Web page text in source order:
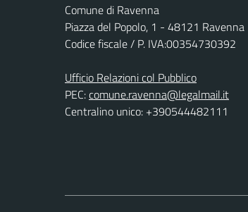
Comune di Ravenna
Piazza del Popolo, 1 - 48121 Ravenna
Codice fiscale / P. IVA:00354730392
Ufficio Relazioni col Pubblico
PEC:comune.ravenna@legalmail.it
Centralino unico: +390544482111